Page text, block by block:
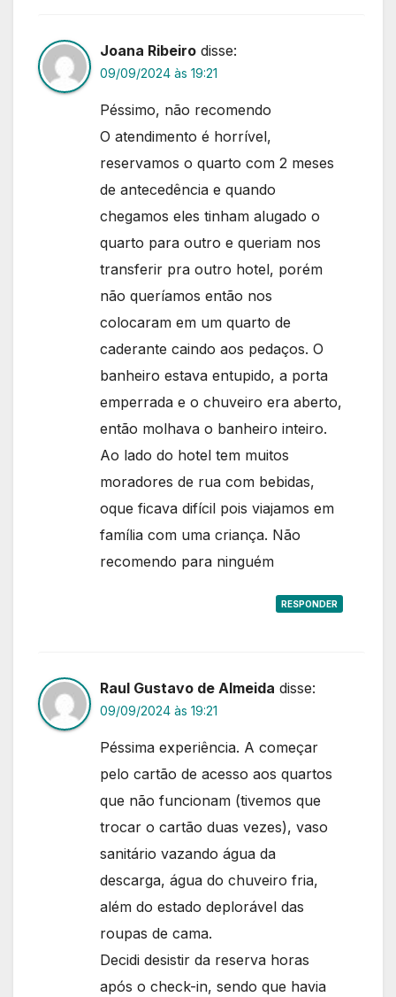
Joana Ribeiro disse:
09/09/2024 às 19:21
Péssimo, não recomendo
O atendimento é horrível,
reservamos o quarto com 2 meses
de antecedência e quando
chegamos eles tinham alugado o
quarto para outro e queriam nos
transferir pra outro hotel, porém
não queríamos então nos
colocaram em um quarto de
caderante caindo aos pedaços. O
banheiro estava entupido, a porta
emperrada e o chuveiro era aberto,
então molhava o banheiro inteiro.
Ao lado do hotel tem muitos
moradores de rua com bebidas,
oque ficava difícil pois viajamos em
família com uma criança. Não
recomendo para ninguém
RESPONDER
Raul Gustavo de Almeida disse:
09/09/2024 às 19:21
Péssima experiência. A começar
pelo cartão de acesso aos quartos
que não funcionam (tivemos que
trocar o cartão duas vezes), vaso
sanitário vazando água da
descarga, água do chuveiro fria,
além do estado deplorável das
roupas de cama.
Decidi desistir da reserva horas
após o check-in, sendo que havia